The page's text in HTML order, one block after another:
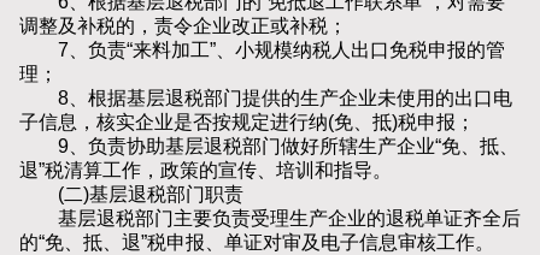
调整及补税的，责令企业改正或补税；
7、负责“来料加工”、小规模纳税人出口免税申报的管
理；
8、根据基层退税部门提供的生产企业未使用的出口电
子信息，核实企业是否按规定进行纳(免、抵)税申报；
9、负责协助基层退税部门做好所辖生产企业“免、抵、
退”税清算工作，政策的宣传、培训和指导。
(二)基层退税部门职责
基层退税部门主要负责受理生产企业的退税单证齐全后
的“免、抵、退”税申报、单证对审及电子信息审核工作。